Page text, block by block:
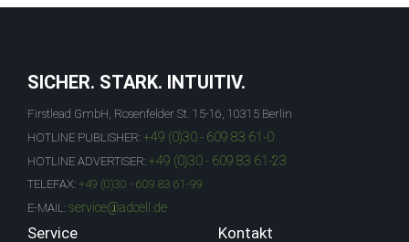
SICHER. STARK. INTUITIV.
Firstlead GmbH, Rosenfelder St. 15-16, 10315 Berlin
HOTLINE PUBLISHER: +49 (0)30 - 609 83 61-0
HOTLINE ADVERTISER: +49 (0)30 - 609 83 61-23
TELEFAX: +49 (0)30 - 609 83 61-99
E-MAIL: service@adcell.de
Service Kontakt